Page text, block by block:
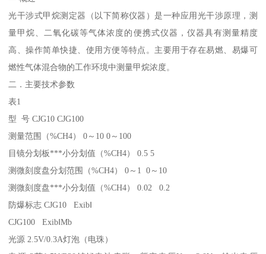
光干涉式甲烷测定器（以下简称仪器）是一种应用光干涉原理，测
量甲烷、二氧化碳等气体浓度的便携式仪器，仪器具有测量精度
高、操作简单快捷、使用方便等特点。主要用于存在易燃、易爆可
燃性气体混合物的工作环境中测量甲烷浓度。
二．主要技术参数
表1
型 号 CJG10 CJG100
测量范围（%CH4） 0～10 0～100
目镜分划板***小分划值（%CH4） 0.5 5
测微刻度盘分划范围（%CH4） 0～1 0～10
测微刻度盘***小分划值（%CH4） 0.02 0.2
防爆标志 CJG10 ExibⅠ
CJG100 ExibⅠMb
光源 2.5V/0.3A灯泡（电珠）